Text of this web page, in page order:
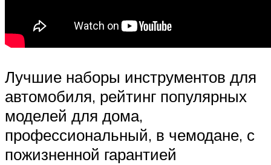
Лучшие наборы инструментов для
автомобиля, рейтинг популярных
моделей для дома,
профессиональный, в чемодане, с
пожизненной гарантией